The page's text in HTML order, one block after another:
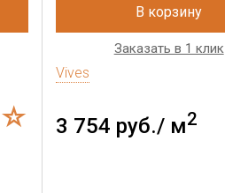
В корзину
Заказать в 1 клик
Vives
3 754 руб./ м2